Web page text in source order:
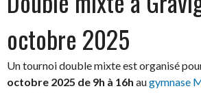
octobre 2025
Un tournoi double mixte est organisé
octobre 2025 de 9h à 16h augymnase